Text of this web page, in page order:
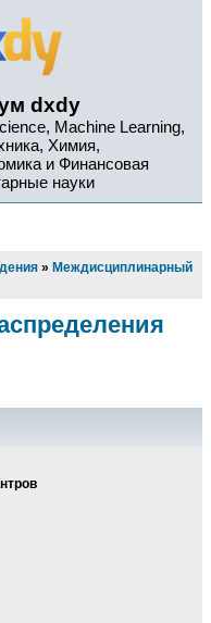
dxdy
Machine Learning,
Химия,
и Финансовая
науки
» Междисциплинарный